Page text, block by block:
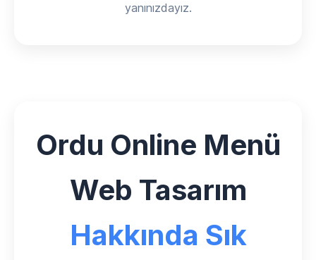
yanınızdayız.
Ordu Online Menü
Web Tasarım
Hakkında Sık